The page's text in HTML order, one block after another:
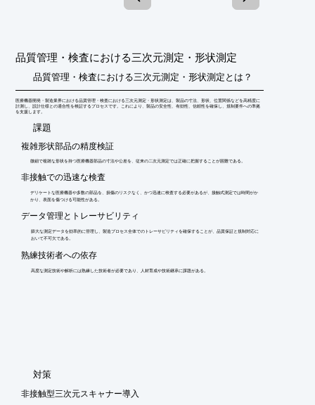
品質管理・検査における三次元測定・形状測定
品質管理・検査における三次元測定・形状測定とは？
医療機器開発・製造業界における品質管理・検査における三次元測定・形状測定は、製品の寸法、形状、位置関係などを高精度に
計測し、設計仕様との適合性を検証するプロセスです。これにより、製品の安全性、有効性、信頼性を確保し、規制要件への準拠
を支援します。
​課題
複雑形状部品の精度検証
微細で複雑な形状を持つ医療機器部品の寸法や公差を、従来の二次元測定では正確に把握することが困難である。
非接触での迅速な検査
デリケートな医療機器や多数の部品を、損傷のリスクなく、かつ迅速に検査する必要があるが、接触式測定では時間がか
かり、表面を傷つける可能性がある。
データ管理とトレーサビリティ
膨大な測定データを効率的に管理し、製造プロセス全体でのトレーサビリティを確保することが、品質保証と規制対応に
おいて不可欠である。
熟練技術者への依存
高度な測定技術や解析には熟練した技術者が必要であり、人材育成や技術継承に課題がある。
​対策
非接触型三次元スキャナー導入